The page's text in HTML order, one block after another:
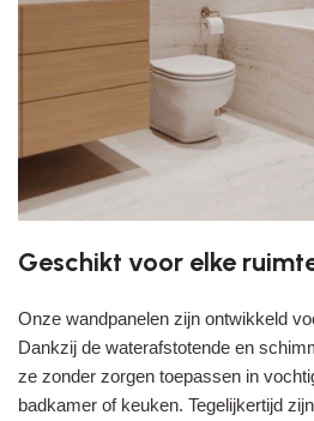
Geschikt voor elke
Onze wandpanelen zijn ontwikkeld
Dankzij de waterafstotende en
ze zonder zorgen toepassen in
badkamer of keuken. Tegelijkertijd